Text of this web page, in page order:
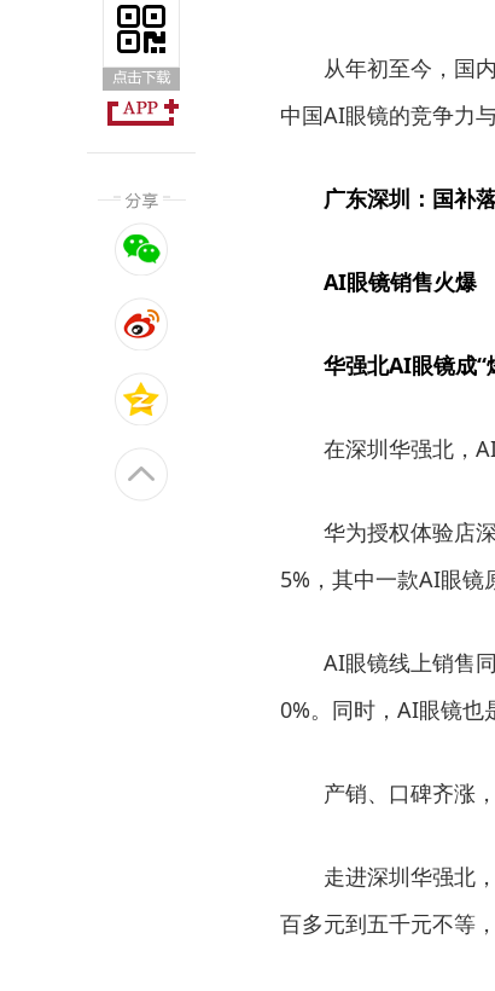
从年初至今，国内
中国AI眼镜的竞争力与
广东深圳：国补
AI眼镜销售火爆
华强北AI眼镜成“
在深圳华强北，AI
华为授权体验店深
5%，其中一款AI眼镜
AI眼镜线上销售同
0%。同时，AI眼镜也
产销、口碑齐涨，
走进深圳华强北，
百多元到五千元不等